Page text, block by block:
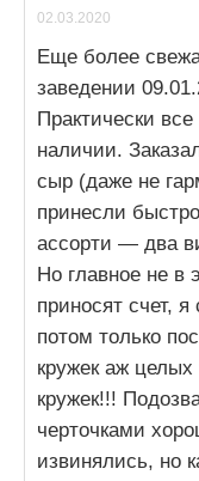
02.03.2020
Еще более
заведении
Практически
наличии.
сыр (даже не
принесли
ассорти — два
Но главное не
приносят счет,
потом только
кружек аж
кружек!!!
черточками
извинялись, но